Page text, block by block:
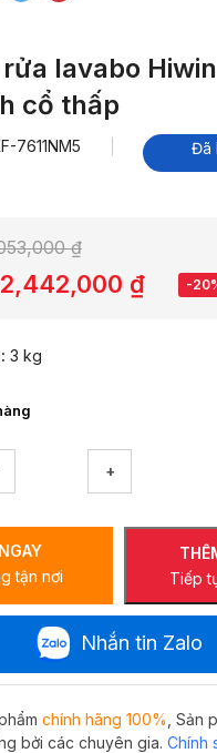
lavabo
cổ thấp
7611NM5 Đã
₫
2,442,000 ₫ -
3 kg
lavabo
Hiwin
KF-
nóng
lạnh
cổ
số
lượng
Tiếp
tận nơi
Nhắn tin Zalo
chính hãng 100% , Sản
bởi các chuyên gia. Chính